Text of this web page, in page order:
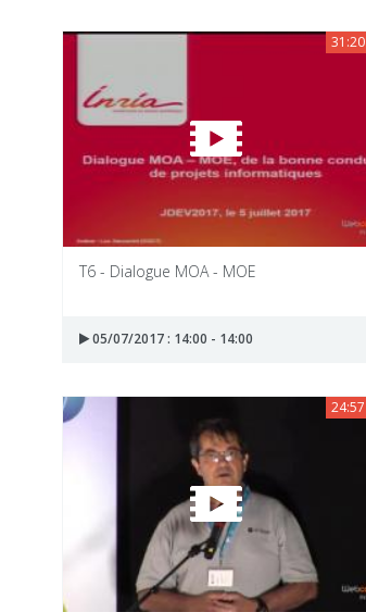
31:20
T6 - Dialogue MOA - MOE
05/07/2017 : 14:00 - 14:00
24:57